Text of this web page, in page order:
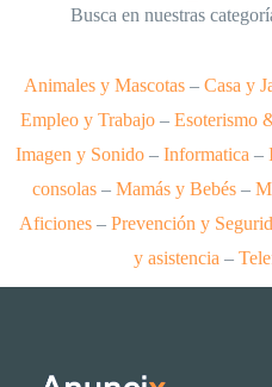
Busca en nuestras
Animales y Mascotas – Casa y
Empleo y Trabajo– Esoterismo
Imagen y Sonido– Informatica –
consolas – Mamás y Bebés –
Aficiones– Prevención y
y asistencia –